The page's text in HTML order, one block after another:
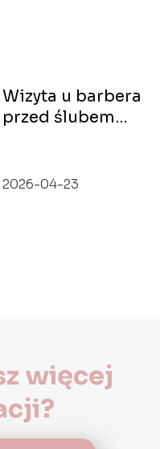
Wizyta u barbera
przed ślubem
2026-04-23
więcej